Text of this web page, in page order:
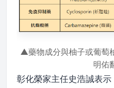
▲藥物成分與柚子或葡萄
明佑
彰化榮家主任史浩誠表